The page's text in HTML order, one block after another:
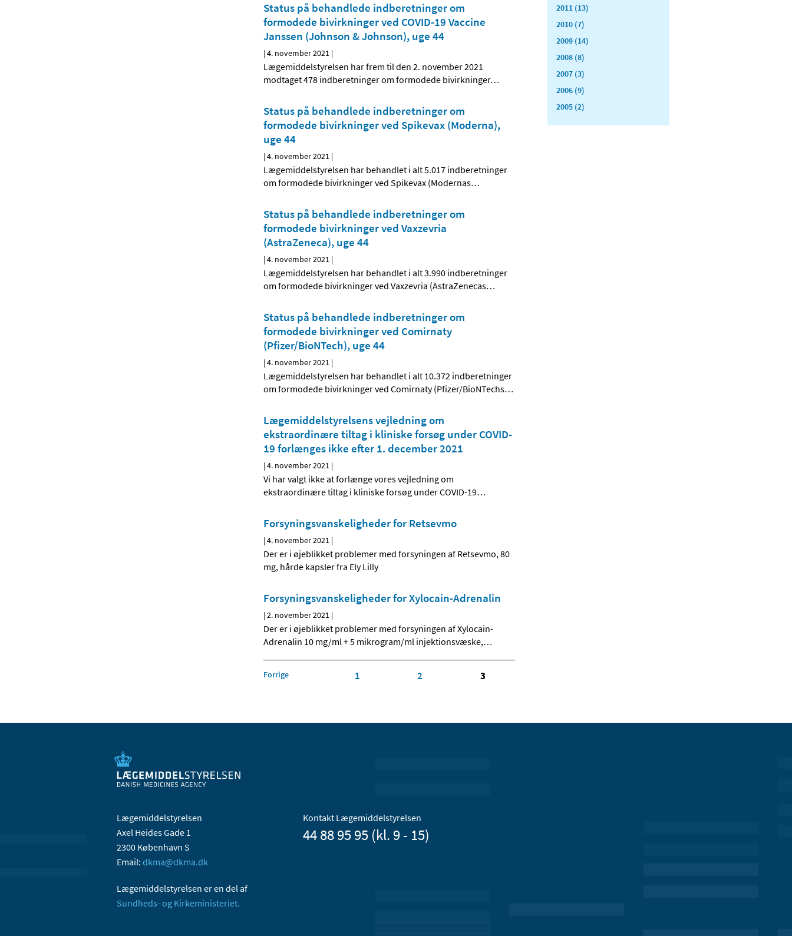
Status på behandlede indberetninger om
formodede bivirkninger ved COVID-19 Vaccine
Janssen (Johnson & Johnson), uge 44
|4. november 2021 |
Lægemiddelstyrelsen har frem til den 2. november 2021
modtaget 478 indberetninger om formodede bivirkninger…
Status på behandlede indberetninger om
formodede bivirkninger ved Spikevax (Moderna),
uge 44
|4. november 2021 |
Lægemiddelstyrelsen har behandlet i alt 5.017 indberetninger
om formodede bivirkninger ved Spikevax (Modernas…
Status på behandlede indberetninger om
formodede bivirkninger ved Vaxzevria
(AstraZeneca), uge 44
|4. november 2021 |
Lægemiddelstyrelsen har behandlet i alt 3.990 indberetninger
om formodede bivirkninger ved Vaxzevria (AstraZenecas…
Status på behandlede indberetninger om
formodede bivirkninger ved Comirnaty
(Pfizer/BioNTech), uge 44
|4. november 2021 |
Lægemiddelstyrelsen har behandlet i alt 10.372 indberetninger
om formodede bivirkninger ved Comirnaty (Pfizer/BioNTechs…
Lægemiddelstyrelsens vejledning om
ekstraordinære tiltag i kliniske forsøg under COVID-
19 forlænges ikke efter 1. december 2021
|4. november 2021 |
Vi har valgt ikke at forlænge vores vejledning om
ekstraordinære tiltag i kliniske forsøg under COVID-19…
Forsyningsvanskeligheder for Retsevmo
|4. november 2021 |
Der er i øjeblikket problemer med forsyningen af Retsevmo, 80
mg, hårde kapsler fra Ely Lilly
Forsyningsvanskeligheder for Xylocain-Adrenalin
|2. november 2021 |
Der er i øjeblikket problemer med forsyningen af Xylocain-
Adrenalin 10 mg/ml + 5 mikrogram/ml injektionsvæske,…
Forrige 1 2 3
2011 (13)
2010 (7)
2009 (14)
2008 (8)
2007 (3)
2006 (9)
2005 (2)
Lægemiddelstyrelsen
Axel Heides Gade 1
2300 København S
Email: dkma@dkma.dk
Lægemiddelstyrelsen er en del af
Sundheds- og Kirkeministeriet.
Kontakt Lægemiddelstyrelsen
44 88 95 95 (kl. 9 - 15)